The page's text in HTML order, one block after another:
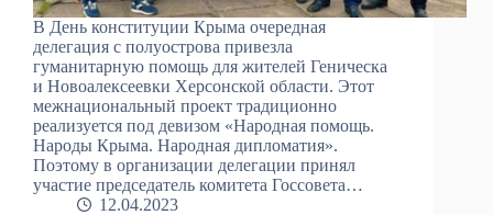
В День конституции Крыма очередная
делегация с полуострова привезла
гуманитарную помощь для жителей Геническа
и Новоалексеевки Херсонской области. Этот
межнациональный проект традиционно
реализуется под девизом «Народная помощь.
Народы Крыма. Народная дипломатия».
Поэтому в организации делегации принял
участие председатель комитета Госсовета…
12.04.2023